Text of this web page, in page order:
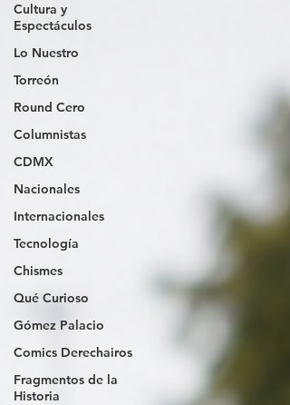
Cultura y
Espectáculos
Lo Nuestro
Torreón
Round Cero
Columnistas
CDMX
Nacionales
Internacionales
Tecnología
Chismes
Qué Curioso
Gómez Palacio
Comics Derechairos
Fragmentos de la
Historia